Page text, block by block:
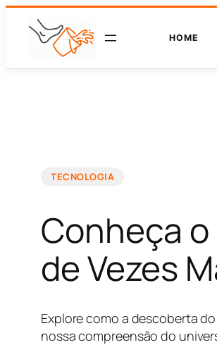
HOME
TECNOLOGIA
Conheça
de Vezes
Explore como a descoberta
nossa compreensão do